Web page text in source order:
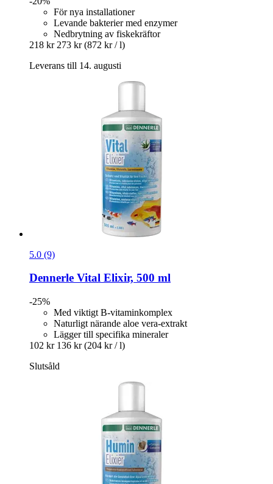
För nya installationer
Levande bakterier med enzymer
Nedbrytning av fiskekräftor
218 kr 273 kr (872 kr / l)
Leverans till 14. augusti
5.0 (9)
Dennerle Vital Elixir, 500 ml
-25%
Med viktigt B-vitaminkomplex
Naturligt närande aloe vera-extrakt
Lägger till specifika mineraler
102 kr 136 kr (204 kr / l)
Slutsåld